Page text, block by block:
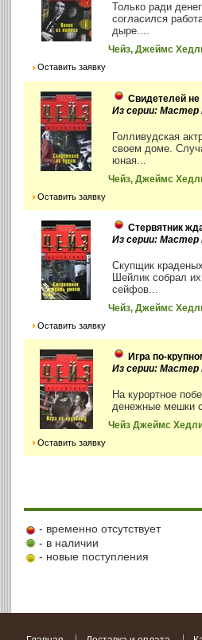
Только ради
согласился
дыре....
Чейз, Джеймс
Оставить заявку
Свидетелей не
Из серии: Мастер
Голливудская
своем доме.
юная...
Чейз, Джеймс
Оставить заявку
Стервятник
Из серии: Мастер
Скупщик
Шейлик собрал
сейфов...
Чейз, Джеймс
Оставить заявку
Игра по-
Из серии: Мастер
На курортное
денежные мешки
Чейз Джеймс
Оставить заявку
- временно отсутствует
- в наличии
- новые поступления